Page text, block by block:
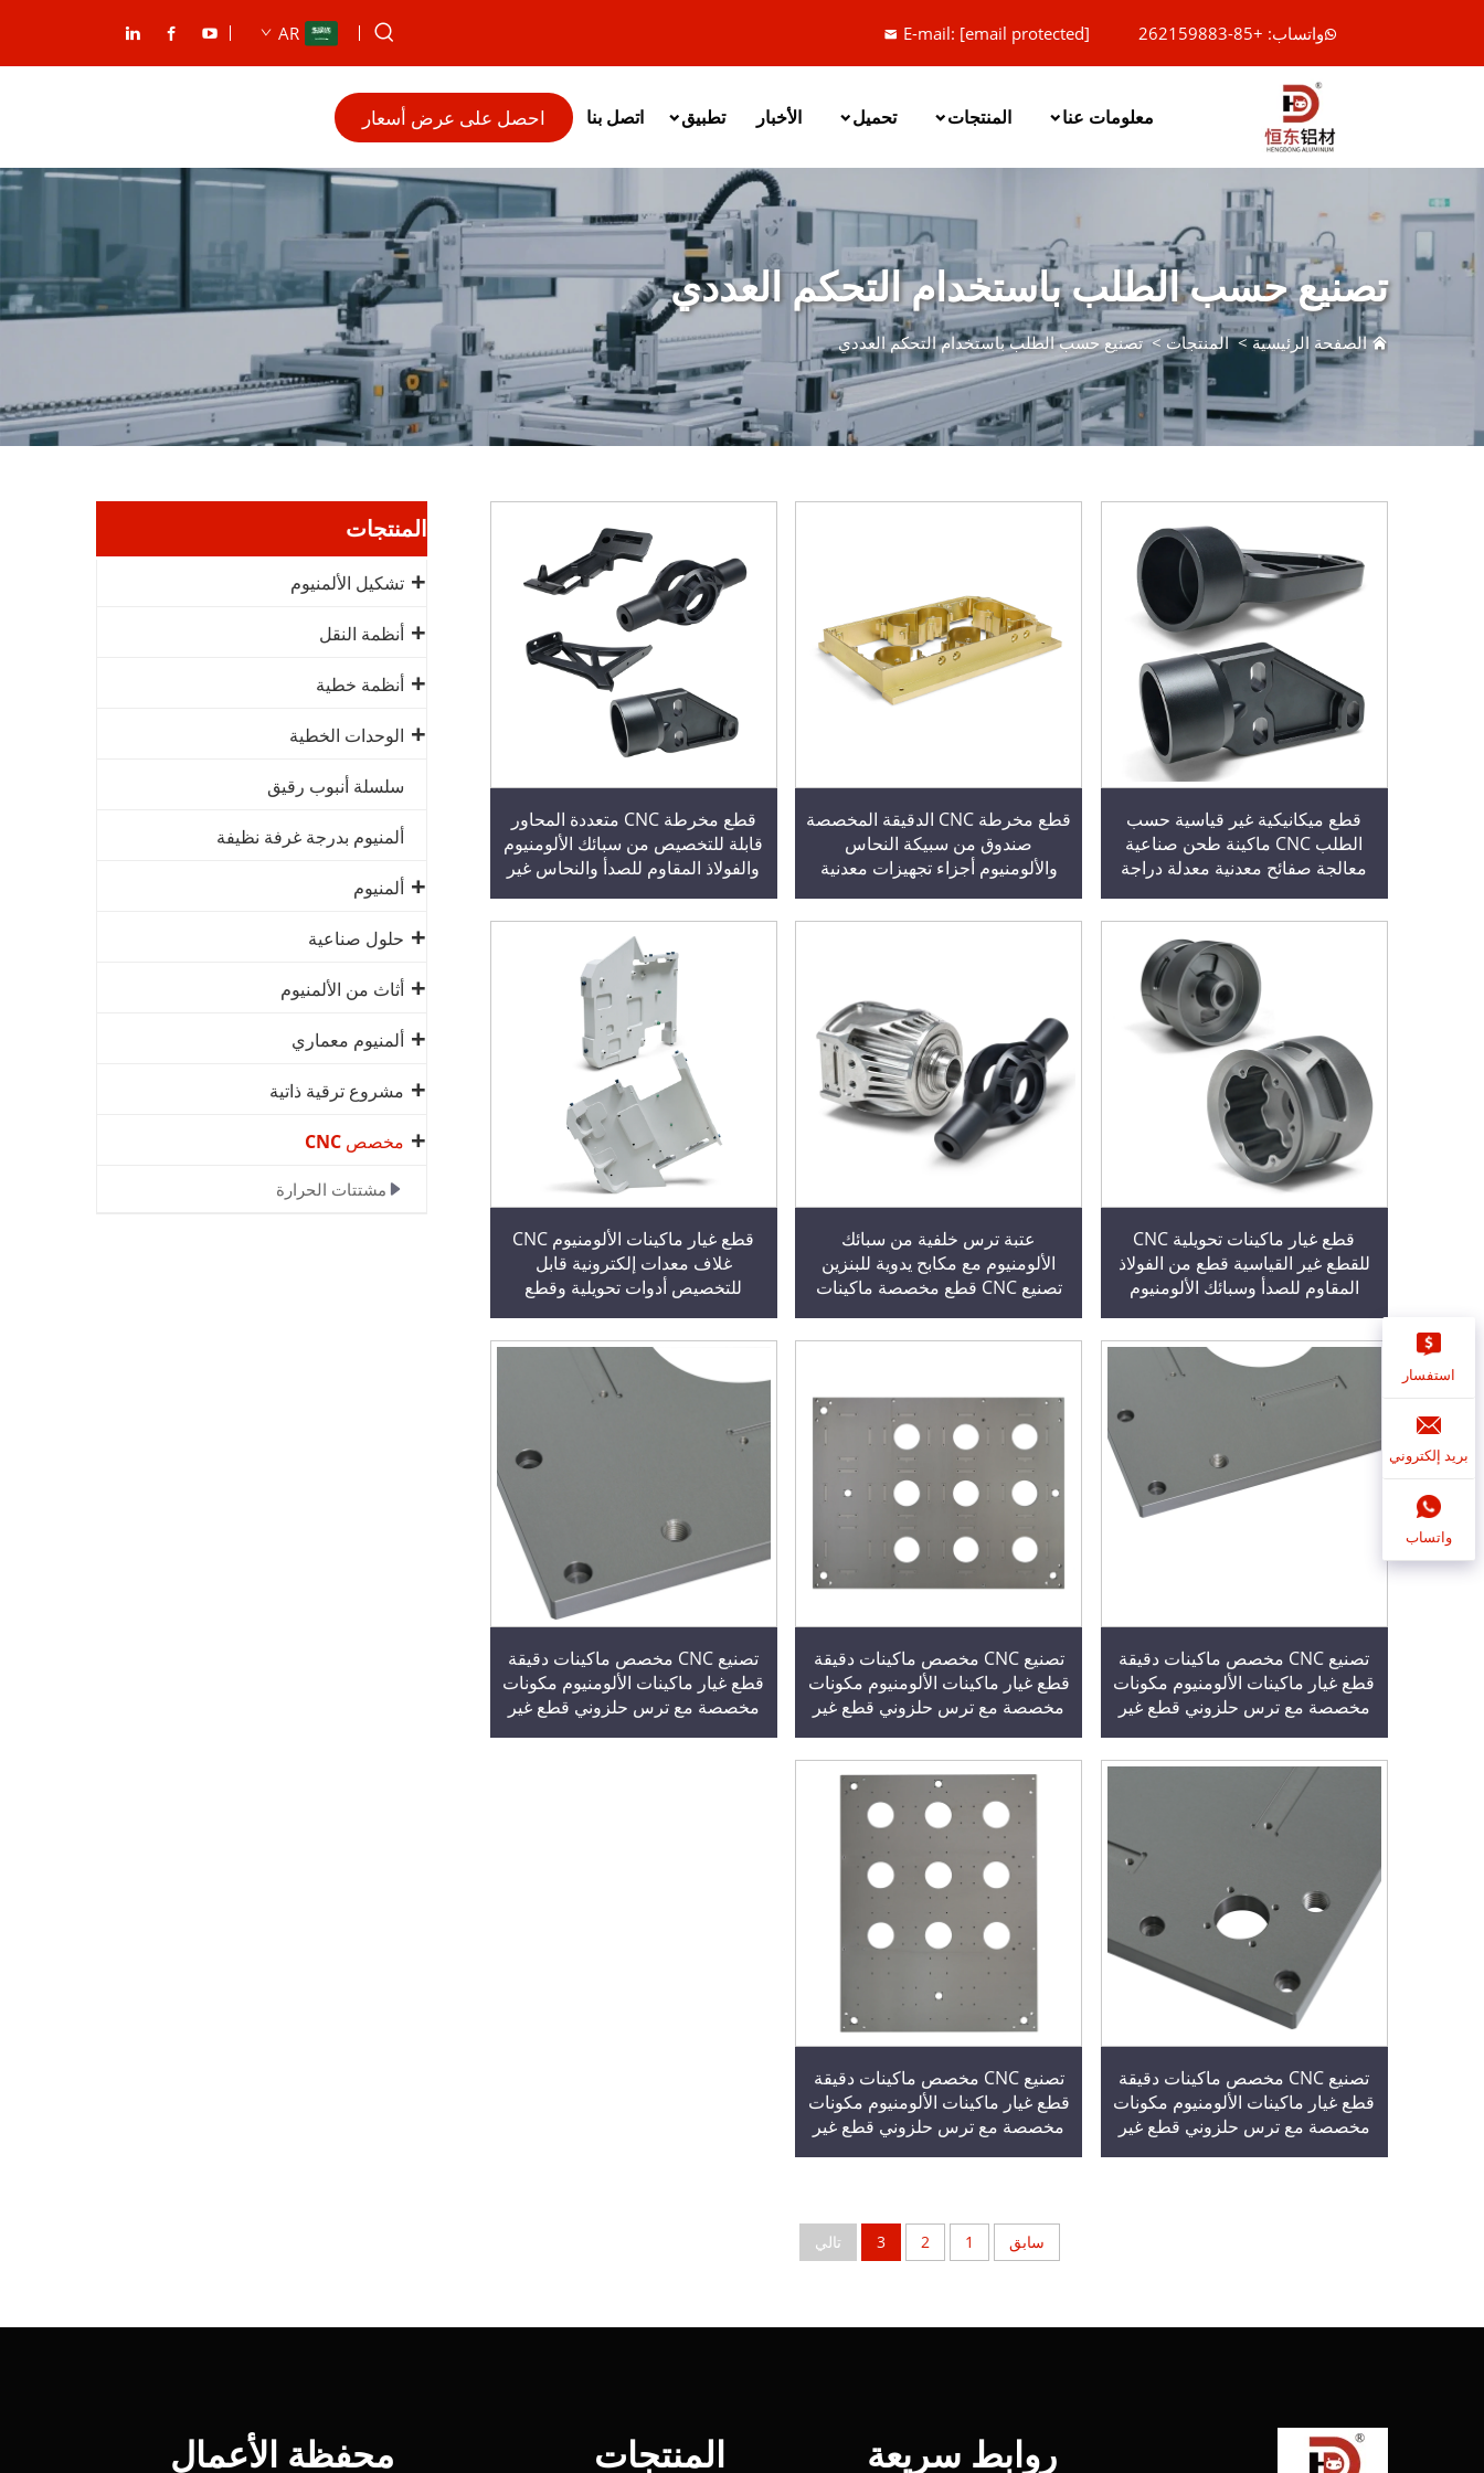
واتساب: +85-262159883 E-mail: [email protected]
AR
معلومات عنا المنتجات تحميل الأخبار تطبيق اتصل بنا احصل على عرض أسعار
تصنيع حسب الطلب باستخدام التحكم العددي
الصفحة الرئيسية>المنتجات>تصنيع حسب الطلب باستخدام التحكم العددي
المنتجات
تشكيل الألمنيوم
أنظمة النقل
أنظمة خطية
الوحدات الخطية
سلسلة أنبوب رقيق
ألمنيوم بدرجة غرفة نظيفة
ألمنيوم
حلول صناعية
أثاث من الألمنيوم
ألمنيوم معماري
مشروع ترقية ذاتية
مخصص CNC
مشتتات الحرارة
قطع ميكانيكية غير قياسية حسب
الطلب CNC ماكينة طحن صناعية
معالجة صفائح معدنية معدلة دراجة
قطع مخرطة CNC الدقيقة المخصصة
صندوق من سبيكة النحاس
والألومنيوم أجزاء تجهيزات معدنية
مخرطة معدنية ماكينة طرد معدنية
قطع مخرطة CNC متعددة المحاور
قابلة للتخصيص من سبائك الألومنيوم
والفولاذ المقاوم للصدأ والنحاس غير
معدن
قطع غيار ماكينات تحويلية CNC
للقطع غير القياسية قطع من الفولاذ
المقاوم للصدأ وسبائك الألومنيوم
والملحوظة
عتبة ترس خلفية من سبائك
الألومنيوم مع مكابح يدوية للبنزين
تصنيع CNC قطع مخصصة ماكينات
للتخصيص
قطع غيار ماكينات الألومنيوم CNC
غلاف معدات إلكترونية قابل
للتخصيص أدوات تحويلية وقطع
معدنية
تصنيع CNC مخصص ماكينات دقيقة
قطع غيار ماكينات الألومنيوم مكونات
مخصصة مع ترس حلزوني قطع غير
تصنيع CNC مخصص ماكينات دقيقة
قطع غيار ماكينات الألومنيوم مكونات
مخصصة مع ترس حلزوني قطع غير
تصنيع CNC مخصص ماكينات دقيقة
قطع غيار ماكينات الألومنيوم مكونات
مخصصة مع ترس حلزوني قطع غير
تصنيع CNC مخصص ماكينات دقيقة
قطع غيار ماكينات الألومنيوم مكونات
مخصصة مع ترس حلزوني قطع غير
تصنيع CNC مخصص ماكينات دقيقة
قطع غيار ماكينات الألومنيوم مكونات
مخصصة مع ترس حلزوني قطع غير
سابق 1
2
3 تالي
استفسار
بريد إلكتروني
واتساب
روابط سريعة المنتجات محفظة الأعمال